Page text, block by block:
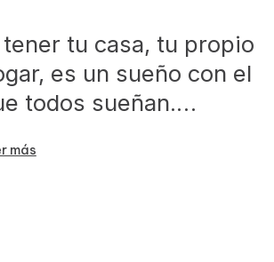
tener tu casa, tu propio
es un sueño con el
todos sueñan.…
más